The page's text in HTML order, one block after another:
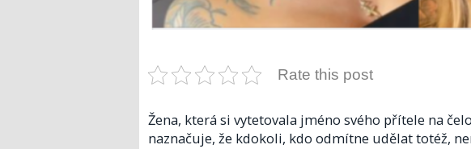
Rate this post
Žena, která si vytetovala jméno svého přítele na
naznačuje, že kdokoli, kdo odmítne udělat totéž,